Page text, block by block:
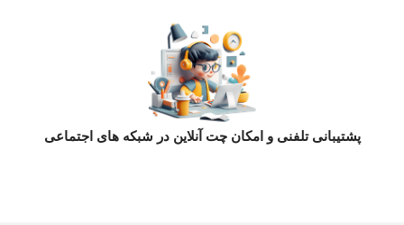
پشتیبانی تلفنی و امکان چت آنلاین در شبکه های اجتماعی